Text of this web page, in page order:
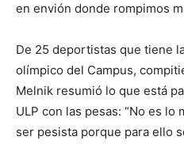
en envión donde rompimos
De 25 deportistas que tiene
olímpico del Campus,
Melnik resumió lo que está
ULP con las pesas: “No es lo
ser pesista porque para ello